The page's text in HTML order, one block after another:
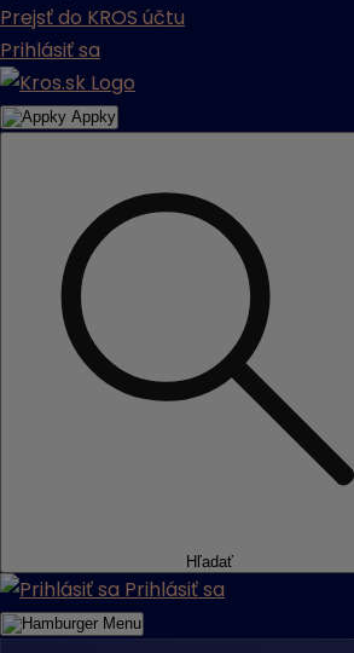
Prejsť do KROS účtu
Prihlásiť sa
Appky
Hľadať
Prihlásiť sa
Menu